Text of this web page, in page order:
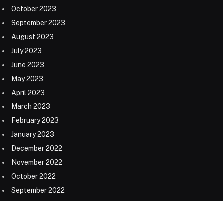
October 2023
September 2023
August 2023
July 2023
June 2023
May 2023
April 2023
March 2023
February 2023
January 2023
December 2022
November 2022
October 2022
September 2022